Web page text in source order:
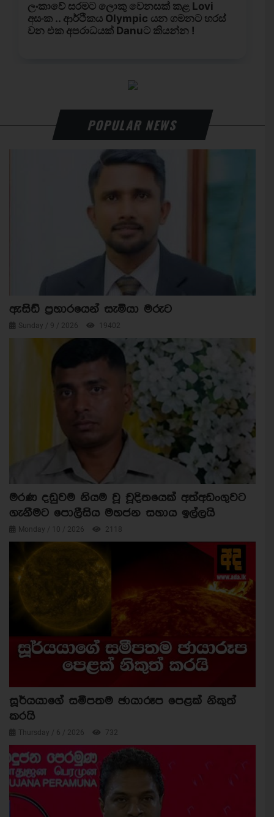
POPULAR NEWS
ඇසිඩ් ප්‍රහාරයෙන් සැමියා මරුට
Sunday / 9 / 2026 19402
මරණ දඩුවම නියම වූ චූදිතයෙක් අත්අඩංගුවට
ගැනීමට පොලීසිය මහජන සහාය ඉල්ලයි
Monday / 10 / 2026 2118
සූර්යයාගේ සමීපතම ඡායාරූප පෙළක් නිකුත්
කරයි
Thursday / 6 / 2026 732